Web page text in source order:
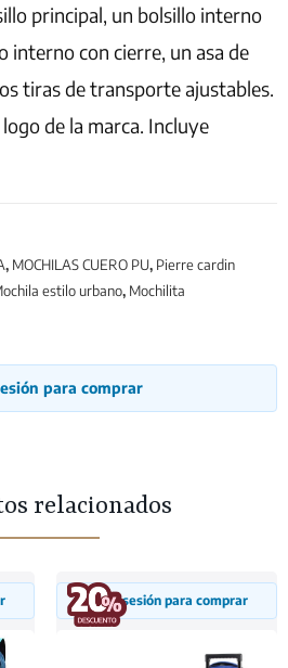
principal, un bolsillo interno
interno con cierre, un asa de
tiras de transporte ajustables.
de la marca. Incluye
, MOCHILAS CUERO PU, Pierre cardin
estilo urbano, Mochilita
para comprar
relacionados
Inicia sesión para comprar